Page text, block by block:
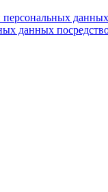
данных
данных